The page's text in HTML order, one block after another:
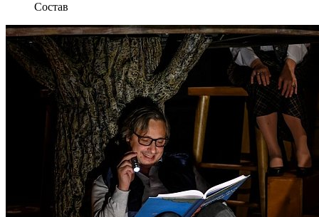
Состав